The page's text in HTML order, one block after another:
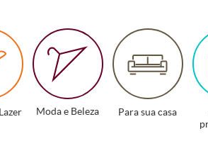
Moda e Beleza Para sua casa